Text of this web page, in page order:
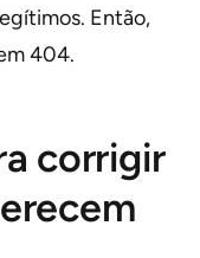
Então,
404.
corrigir